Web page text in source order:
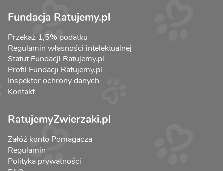
Fundacja Ratujemy.pl
Przekaż 1,5% podatku
Regulamin własności intelektualnej
Statut Fundacji Ratujemy.pl
Profil Fundacji Ratujemy.pl
Inspektor ochrony danych
Kontakt
RatujemyZwierzaki.pl
Załóż konto Pomagacza
Regulamin
Polityka prywatności